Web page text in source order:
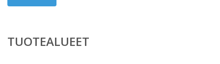
TUOTEALUEET